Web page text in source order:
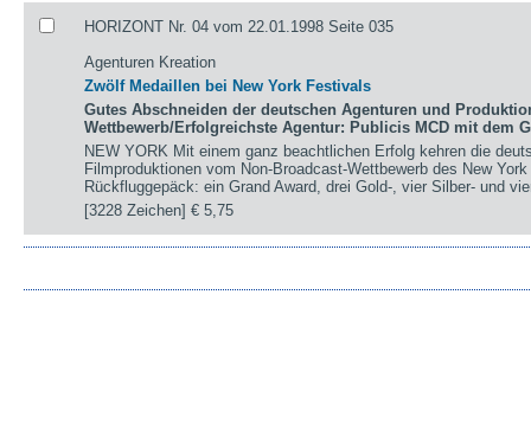
HORIZONT Nr. 04 vom 22.01.1998 Seite 035
Agenturen Kreation
Zwölf Medaillen bei New York Festivals
Gutes Abschneiden der deutschen Agenturen und
Wettbewerb/Erfolgreichste Agentur: Publicis MCD mit dem
NEW YORK Mit einem ganz beachtlichen Erfolg kehren die
Filmproduktionen vom Non-Broadcast-Wettbewerb des New
Rückfluggepäck: ein Grand Award, drei Gold-, vier Silber- und
[3228 Zeichen]€ 5,75